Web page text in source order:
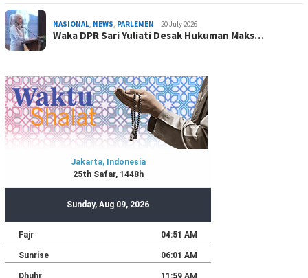
NASIONAL, NEWS, PARLEMEN 20 July 2026
Waka DPR Sari Yuliati Desak Hukuman Maks…